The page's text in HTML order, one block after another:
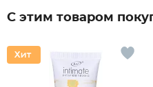
С этим товаром